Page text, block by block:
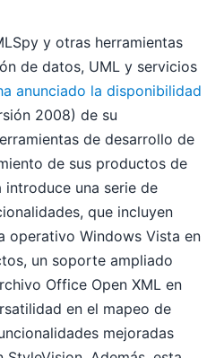
y otras herramientas
de datos, UML y servicios
anunciado la disponibilidad
2008) de su
de desarrollo de
de sus productos de
una serie de
que incluyen
operativo Windows Vista en
un soporte ampliado
Office Open XML en
en el mapeo de
mejoradas